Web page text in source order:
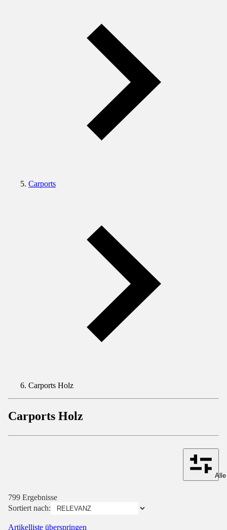
Carports
Carports Holz
Carports Holz
799 Ergebnisse
Sortiert nach:
Artikelliste überspringen